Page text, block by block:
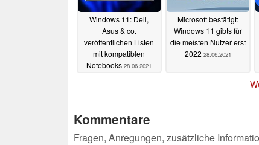
Windows 11: Dell,
Asus & co.
veröffentlichen Listen
mit kompatiblen
Notebooks 28.06.2021
Microsoft bestätigt:
Windows 11 gibts für
die meisten Nutzer erst
2022 28.06.2021
Kommentare
Fragen, Anregungen, zusätzliche